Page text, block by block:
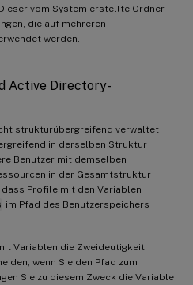
vom System erstellte Ordner
die auf mehreren
werden.
Active Directory-
strukturübergreifend verwaltet
in derselben Struktur
Benutzer mit demselben
in der Gesamtstruktur
Profile mit den Variablen
im Pfad des Benutzerspeichers
Variablen die Zweideutigkeit
wenn Sie den Pfad zum
Sie zu diesem Zweck die Variable